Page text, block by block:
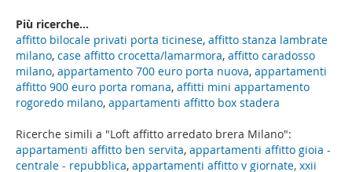
Ricerche simili a "Loft affitto arredato brera Milano":
appartamenti affitto ben servita, appartamenti affitto gioia -
centrale - repubblica, appartamenti affitto v giornate, xxii
Più ricerche...
affitto bilocale privati porta ticinese, affitto stanza lambrate
milano, case affitto crocetta/lamarmora, affitto caradosso
milano, appartamento 700 euro porta nuova, appartamenti
affitto 900 euro porta romana, affitti mini appartamento
rogoredo milano, appartamenti affitto box stadera